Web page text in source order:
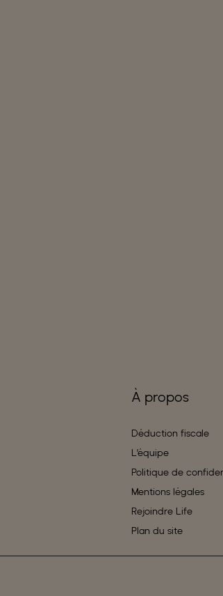
À propos
Déduction fiscale
L’équipe
Politique de
Mentions légales
Rejoindre Life
Plan du site